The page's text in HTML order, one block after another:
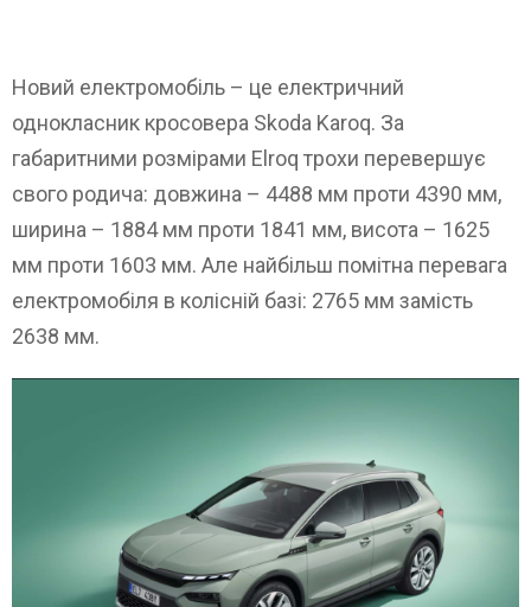
Новий електромобіль – це електричний
однокласник кросовера Skoda Karoq. За
габаритними розмірами Elroq трохи перевершує
свого родича: довжина – 4488 мм проти 4390 мм,
ширина – 1884 мм проти 1841 мм, висота – 1625
мм проти 1603 мм. Але найбільш помітна перевага
електромобіля в колісній базі: 2765 мм замість
2638 мм.